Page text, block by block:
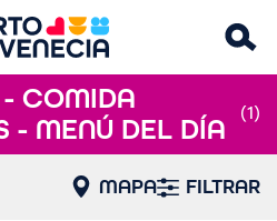
- COMIDA
- MENÚ DEL DÍA
(1)
MAPA FILTRAR